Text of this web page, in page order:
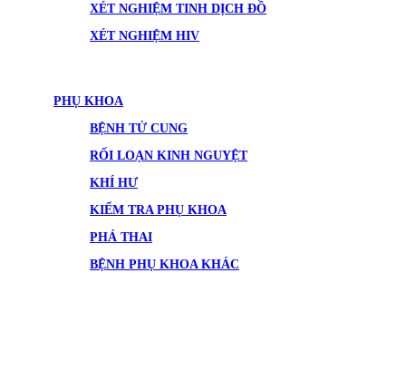
XÉT NGHIỆM TINH DỊCH ĐỒ
XÉT NGHIỆM HIV
PHỤ KHOA
BỆNH TỬ CUNG
RỐI LOẠN KINH NGUYỆT
KHÍ HƯ
KIỂM TRA PHỤ KHOA
PHÁ THAI
BỆNH PHỤ KHOA KHÁC